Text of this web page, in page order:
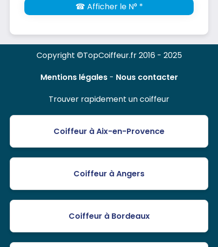
☎ Afficher le N° *
Copyright ©TopCoiffeur.fr 2016 - 2025
Mentions légales- Nous contacter
Trouver rapidement un coiffeur
Coiffeur à Aix-en-Provence
Coiffeur à Angers
Coiffeur à Bordeaux